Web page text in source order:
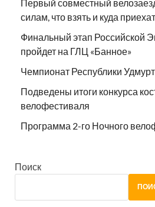
Первый совместный
силам, что взять и куда
Финальный этап Российской
пройдет на ГЛЦ «Банное»
Чемпионат Республики
Подведены итоги конкурса
велофестиваля
Программа 2-го Ночного
Поиск